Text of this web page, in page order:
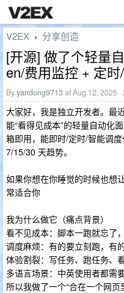
V2EX › 分享创造
[开源] 做了个轻量
en/费用监控 + 定
Byyandong9713at Aug 12, 2025
大家好，我是独立开发者。最
能“看得见成本”的轻量自动
箱即用，能即时/定时/智能调
7/15/30 天趋势。
如果你想在你睡觉的时候也想
常适合你
我为什么做它（痛点背景）
看不见成本：脚本一跑就忘了
调度麻烦：有的要立刻跑，有
体验割裂：写任务、跑任务、
多语言场景：中英使用者都需
所以我做了一个“合在一个网